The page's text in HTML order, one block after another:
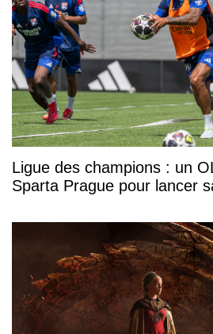
Ligue des champions : un
Sparta Prague pour lancer